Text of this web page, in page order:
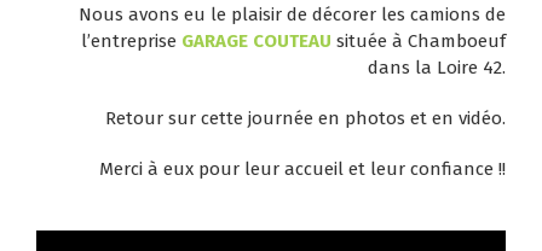
Nous avons eu le plaisir de décorer les camions de
l’entreprise GARAGE COUTEAU située à Chamboeuf
dans la Loire 42.
Retour sur cette journée en photos et en vidéo.
Merci à eux pour leur accueil et leur confiance !!